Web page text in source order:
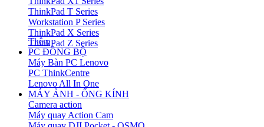
ThinkPad T Series
Workstation P Series
ThinkPad X Series
ThinkPad Z Series
Thêm
PC ĐỒNG BỘ
Máy Bàn PC Lenovo
PC ThinkCentre
Lenovo All In One
MÁY ẢNH - ỐNG KÍNH
Camera action
Máy quay Action Cam